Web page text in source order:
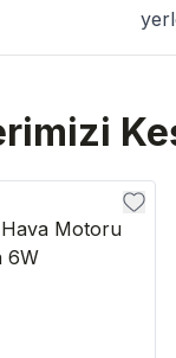
Motoru
6W